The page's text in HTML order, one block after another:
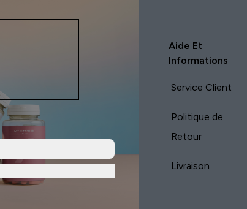
Aide Et
Informations
Service Client
Politique de
Retour
Livraison